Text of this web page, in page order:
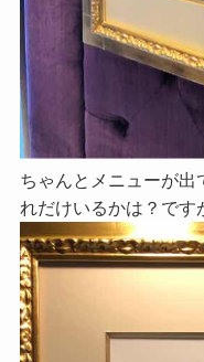
ちゃんとメニューが
れだけいるかは？で